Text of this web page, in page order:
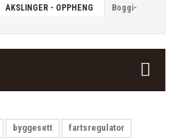
AKSLINGER - OPPHENG
Boggi-
byggesett
fartsregulator